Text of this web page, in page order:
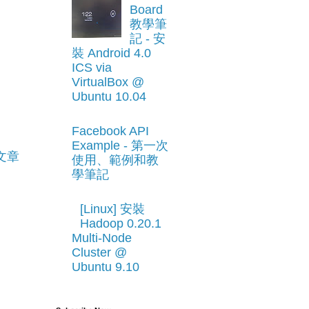
章
Board
教學筆
記 - 安
裝 Android 4.0
ICS via
VirtualBox @
Ubuntu 10.04
Facebook API
Example - 第一次
使用、範例和教
學筆記
[Linux] 安裝
Hadoop 0.20.1
Multi-Node
Cluster @
Ubuntu 9.10